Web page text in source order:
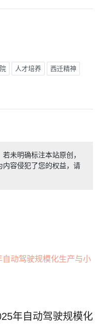
人才培养 西迁精神
未明确标注本站原创，
内容侵犯了您的权益，请
年自动驾驶规模化